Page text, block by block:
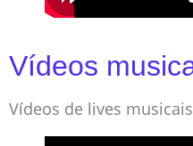
Vídeos
Vídeos de lives